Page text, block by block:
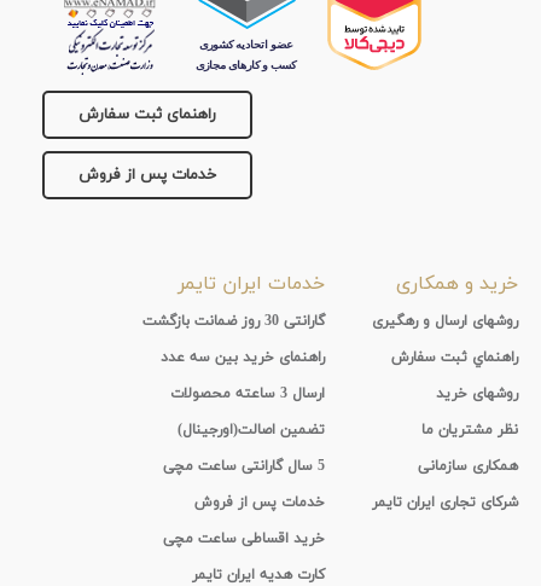
راهنمای ثبت سفارش
خدمات پس از فروش
خرید و همکاری
روشهای ارسال و رهگیری
راهنماي ثبت سفارش
روشهای خرید
نظر مشتریان ما
همکاری سازمانی
شرکای تجاری ایران تایمر
خدمات ایران تایمر
گارانتی 30 روز ضمانت بازگشت
راهنمای خرید بین سه عدد
ارسال 3 ساعته محصولات
تضمین اصالت(اورجینال)
5 سال گارانتی ساعت مچی
خدمات پس از فروش
خرید اقساطی ساعت مچی
کارت هدیه ایران تایمر